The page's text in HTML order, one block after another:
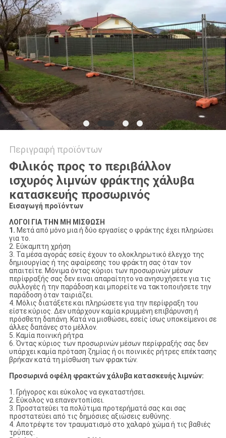
Περιγραφή προϊόντων
Φιλικός προς το περιβάλλον
ισχυρός λιμνών φράκτης χάλυβα
κατασκευής προσωρινός
Εισαγωγή προϊόντων
ΛΟΓΟΙ ΓΙΑ ΤΗΝ ΜΗ ΜΙΣΘΩΣΗ
1. Μετά από μόνο μια ή δύο εργασίες ο φράκτης έχει πληρώσει
για το.
2. Εύκαμπτη χρήση
3. Τα μέσα αγοράς εσείς έχουν το ολοκληρωτικό έλεγχο της
δημιουργίας ή της αφαίρεσης του φράκτη σας όταν τον
απαιτείτε. Μόνιμα όντας κύριοι των προσωρινών μέσων
περίφραξής σας δεν ειναι απαραίτητο να ανησυχήσετε για τις
συλλογές ή την παράδοση και μπορείτε να τακτοποιήσετε την
παράδοση όταν ταιριάζει.
4. Μόλις διατάξετε και πληρώσετε για την περίφραξη του
είστε κύριος. Δεν υπάρχουν καμία κρυμμένη επιβάρυνση ή
πρόσθετη δαπάνη. Κατά να μισθώσει, εσείς ίσως υποκείμενοι σε
άλλες δαπάνες στο μέλλον.
5. Καμία ποινική ρήτρα
6. Όντας κύριος των προσωρινών μέσων περίφραξής σας δεν
υπάρχει καμία πρόταση ζημίας ή οι ποινικές ρήτρες επέκτασης
βρήκαν κατά τη μίσθωση των φρακτών.
Προσωρινά οφέλη φρακτών χάλυβα κατασκευής λιμνών:
1. Γρήγορος και εύκολος να εγκαταστήσει.
2. Εύκολος να επανεντοπίσει.
3. Προστατεύει τα πολύτιμα προτερήματά σας και σας
προστατεύει από τις δημόσιες αξιώσεις ευθύνης.
4. Αποτρέψτε τον τραυματισμό στο χαλαρό χώμα ή τις βαθιές
τρύπες.